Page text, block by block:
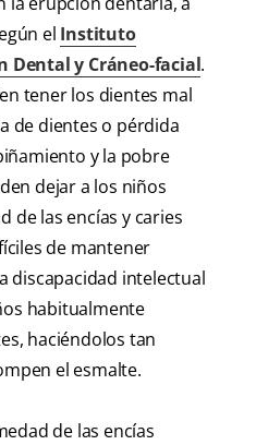
el Instituto
Dental y Cráneo-facial.
tener los dientes mal
de dientes o pérdida
y la pobre
dejar a los niños
de las encías y caries
de mantener
discapacidad intelectual
habitualmente
haciéndolos tan
el esmalte.
de las encías